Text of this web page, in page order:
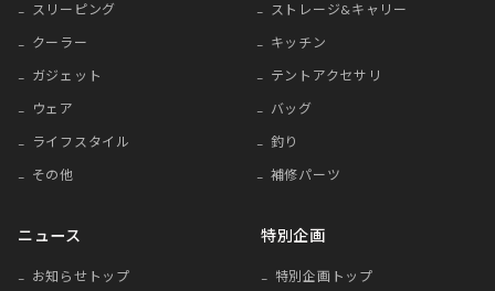
スリーピング
ストレージ&キャリー
クーラー
キッチン
ガジェット
テントアクセサリ
ウェア
バッグ
ライフスタイル
釣り
その他
補修パーツ
ニュース
お知らせトップ
特別企画
特別企画トップ